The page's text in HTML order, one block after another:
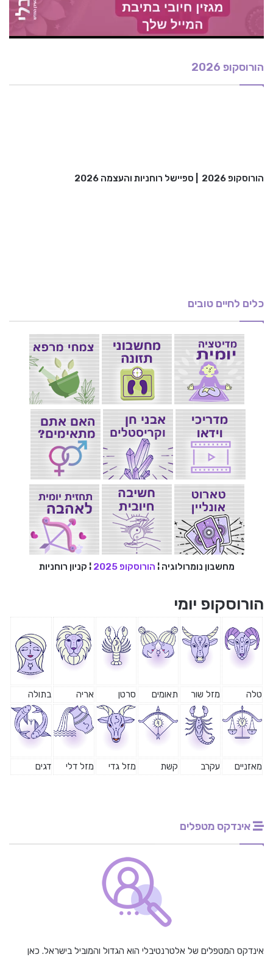
הורוסקופ 2026
הורוסקופ 2026 ספיישל רוחניות והעצמה 2026
כלים לחיים טובים
מחשבון נומרולוגיה ¦ הורוסקופ 2025 ¦ קניון רוחניות
הורוסקופ יומי
טלה מזל שור תאומים סרטן אריה בתולה
מאזניים עקרב קשת מזל גדי מזל דלי דגים
אינדקס מטפלים
אינדקס המטפלים של אלטרנטיבלי הוא הגדול והמוביל בישראל. כאן